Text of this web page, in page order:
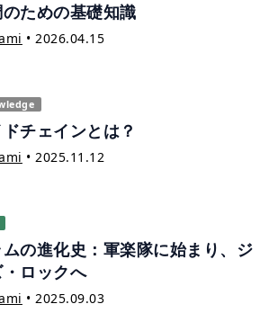
ための基礎知識
•2026.04.15
チェインとは？
•2025.11.12
ムの進化史：軍楽隊に始まり、ジ
・ロックへ
•2025.09.03